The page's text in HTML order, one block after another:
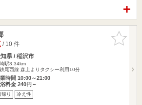
お気に入
りに追加
/ 10 件
県 / 稲沢市
駅3.34km
尾西線 森上よりタクシー利用10分
時間 10:00～21:00
料金 240円～
帰り 冷え性